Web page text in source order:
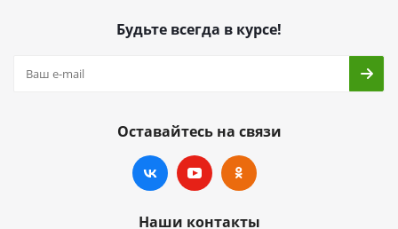
Будьте всегда в курсе!
Оставайтесь на связи
Наши контакты